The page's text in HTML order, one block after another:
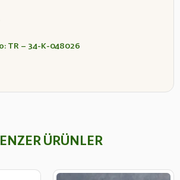
TR – 34-K-048026
ÜRÜNLER